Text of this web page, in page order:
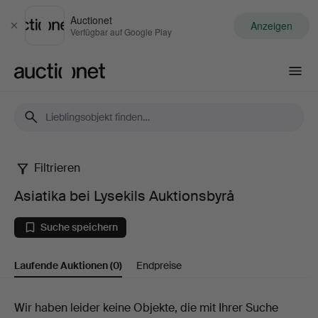
Schließen
Auctionet
Verfügbar auf Google Play Anzeigen
Asiatika
bei
Lysekils
Auktionsbyrå
Filtrieren
Asiatika bei Lysekils Auktionsbyrå
Suche speichern
Laufende Auktionen(0) Endpreise
Laufende
Wir haben leider keine Objekte, die mit Ihrer Suche